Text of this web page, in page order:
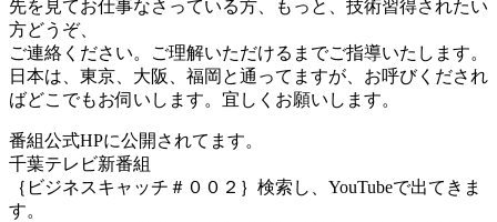
先を見てお仕事なさっている方、もっと、技術習得されたい
方どうぞ、
ご連絡ください。ご理解いただけるまでご指導いたします。
日本は、東京、大阪、福岡と通ってますが、お呼びくだされ
ばどこでもお伺いします。宜しくお願いします。
番組公式HPに公開されてます。
千葉テレビ新番組
｛ビジネスキャッチ＃００２｝検索し、YouTubeで出てきま
す。